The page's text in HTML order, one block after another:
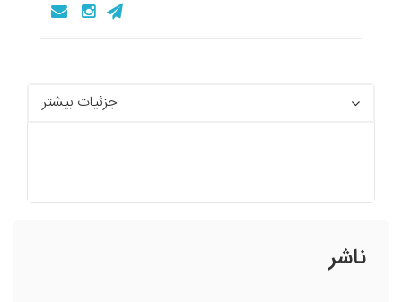
جزئیات بیشتر
ناشر